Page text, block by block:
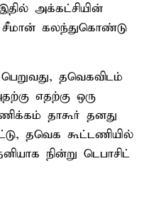
அக்கட்சியின்
கலந்துகொண்டு
பெறுவது, தவெகவிடம்
எதற்கு ஒரு
தாகூர் தனது
தவெக கூட்டணியில்
நின்று டெபாசிட்